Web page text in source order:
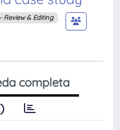
Review & Editing
completa